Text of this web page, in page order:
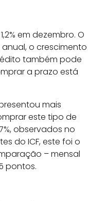
em dezembro. O
o crescimento
também pode
a prazo está
mais
este tipo de
observados no
do ICF, este foi o
– mensal
pontos.